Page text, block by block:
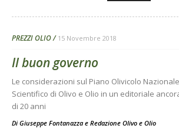
PREZZI OLIO 15 Novembre 2018
Il buon governo
Le considerazioni sul Piano Olivicolo
Scientifico di Olivo e Olio in un editoriale
di 20 anni
Di Giuseppe Fontanazza e Redazione Olivo e Olio